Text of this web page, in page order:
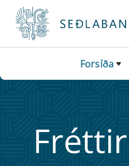
Fara beint í Meginmál
Forsíða